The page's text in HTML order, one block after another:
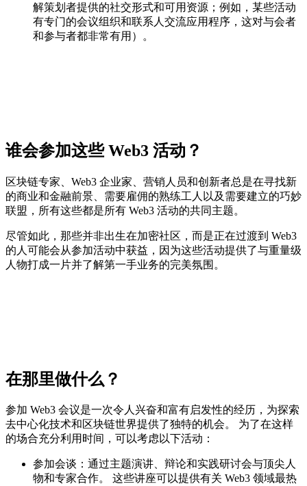
解策划者提供的社交形式和可用资源；例如，某些活动
有专门的会议组织和联系人交流应用程序，这对与会者
和参与者都非常有用）。
谁会参加这些 Web3 活动？
区块链专家、Web3 企业家、营销人员和创新者总是在寻找新
的商业和金融前景、需要雇佣的熟练工人以及需要建立的巧妙
联盟，所有这些都是所有 Web3 活动的共同主题。
尽管如此，那些并非出生在加密社区，而是正在过渡到 Web3
的人可能会从参加活动中获益，因为这些活动提供了与重量级
人物打成一片并了解第一手业务的完美氛围。
在那里做什么？
参加 Web3 会议是一次令人兴奋和富有启发性的经历，为探索
去中心化技术和区块链世界提供了独特的机会。 为了在这样
的场合充分利用时间，可以考虑以下活动：
参加会谈：通过主题演讲、辩论和实践研讨会与顶尖人
物和专家合作。 这些讲座可以提供有关 Web3 领域最热